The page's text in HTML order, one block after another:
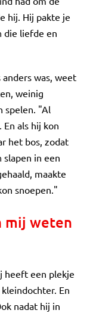
hij. Hij pakte je
die liefde en
was, weet
weinig
spelen. "Al
als hij kon
het bos, zodat
in een
maakte
snoepen."
mij weten
heeft een plekje
En
nadat hij in